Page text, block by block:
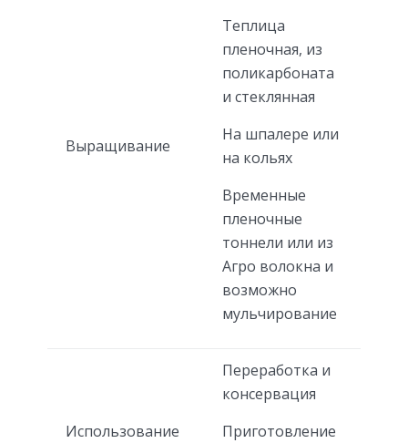
Выращивание
Теплица
пленочная, из
поликарбоната
и стеклянная
На шпалере или
на кольях
Временные
пленочные
тоннели или из
Агро волокна и
возможно
мульчирование
Использование
Переработка и
консервация
Приготовление